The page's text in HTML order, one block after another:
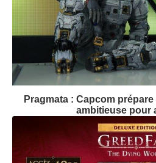
Pragmata : Capcom
ambitieuse pour